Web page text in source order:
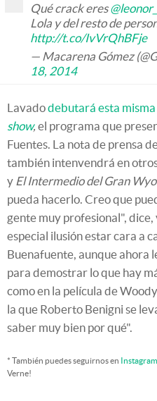
Qué crack eres
Lola y del resto de
http://t.co/IvVrQhBFje
— Macarena Gómez
18, 2014
Lavadodebutará esta misma
show, el programa que
Fuentes. La nota de prensa
también intenvendrá en
y El Intermedio del Gran
pueda hacerlo. Creo que
gente muy profesional",
especial ilusión estar cara a
Buenafuente, aunque ahora
para demostrar lo que hay
como en la película de
la que Roberto Benigni se
saber muy bien por qué".
* También puedes seguirnos en Instagram
Verne!